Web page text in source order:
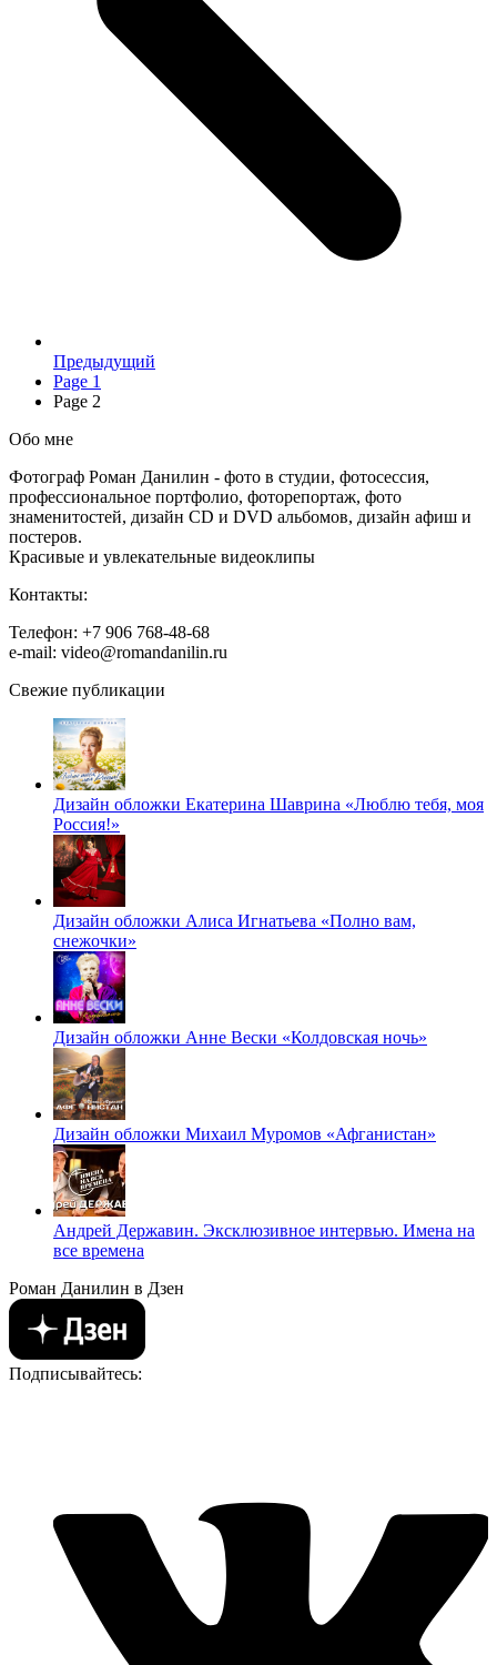
Предыдущий
Page 1
Page 2
Обо мне
Фотограф Роман Данилин - фото в студии, фотосессия,
профессиональное портфолио, фоторепортаж, фото
знаменитостей, дизайн CD и DVD альбомов, дизайн афиш и
постеров.
Красивые и увлекательные видеоклипы
Контакты:
Телефон: +7 906 768-48-68
e-mail: video@romandanilin.ru
Свежие публикации
Дизайн обложки Екатерина Шаврина «Люблю тебя, моя
Россия!»
Дизайн обложки Алиса Игнатьева «Полно вам,
снежочки»
Дизайн обложки Анне Вески «Колдовская ночь»
Дизайн обложки Михаил Муромов «Афганистан»
Андрей Державин. Эксклюзивное интервью. Имена на
все времена
Роман Данилин в Дзен
Подписывайтесь: